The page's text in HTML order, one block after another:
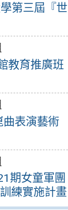
第三屆『世
教育推廣班
表演藝術
期女童軍團
練實施計畫